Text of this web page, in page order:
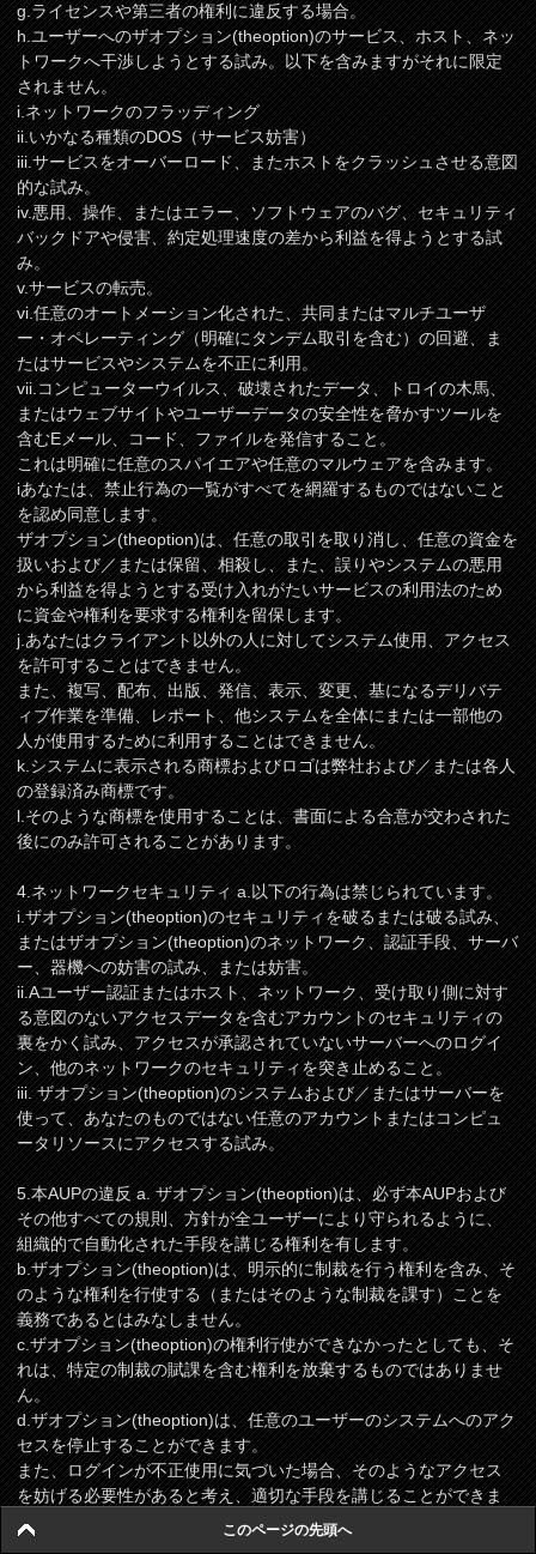
g.ライセンスや第三者の権利に違反する場合。
h.ユーザーへのザオプション(theoption)のサービス、ホスト、ネッ
トワークへ干渉しようとする試み。以下を含みますがそれに限定
されません。
i.ネットワークのフラッディング
ii.いかなる種類のDOS（サービス妨害）
iii.サービスをオーバーロード、またホストをクラッシュさせる意図
的な試み。
iv.悪用、操作、またはエラー、ソフトウェアのバグ、セキュリティ
バックドアや侵害、約定処理速度の差から利益を得ようとする試
み。
v.サービスの転売。
vi.任意のオートメーション化された、共同またはマルチユーザ
ー・オペレーティング（明確にタンデム取引を含む）の回避、ま
たはサービスやシステムを不正に利用。
vii.コンピューターウイルス、破壊されたデータ、トロイの木馬、
またはウェブサイトやユーザーデータの安全性を脅かすツールを
含むEメール、コード、ファイルを発信すること。
これは明確に任意のスパイエアや任意のマルウェアを含みます。
iあなたは、禁止行為の一覧がすべてを網羅するものではないこと
を認め同意します。
ザオプション(theoption)は、任意の取引を取り消し、任意の資金を
扱いおよび／または保留、相殺し、また、誤りやシステムの悪用
から利益を得ようとする受け入れがたいサービスの利用法のため
に資金や権利を要求する権利を留保します。
j.あなたはクライアント以外の人に対してシステム使用、アクセス
を許可することはできません。
また、複写、配布、出版、発信、表示、変更、基になるデリバテ
ィブ作業を準備、レポート、他システムを全体にまたは一部他の
人が使用するために利用することはできません。
k.システムに表示される商標およびロゴは弊社および／または各人
の登録済み商標です。
l.そのような商標を使用することは、書面による合意が交わされた
後にのみ許可されることがあります。
4.ネットワークセキュリティ a.以下の行為は禁じられています。
i.ザオプション(theoption)のセキュリティを破るまたは破る試み、
またはザオプション(theoption)のネットワーク、認証手段、サーバ
ー、器機への妨害の試み、または妨害。
ii.Aユーザー認証またはホスト、ネットワーク、受け取り側に対す
る意図のないアクセスデータを含むアカウントのセキュリティの
裏をかく試み、アクセスが承認されていないサーバーへのログイ
ン、他のネットワークのセキュリティを突き止めること。
iii. ザオプション(theoption)のシステムおよび／またはサーバーを
使って、あなたのものではない任意のアカウントまたはコンピュ
ータリソースにアクセスする試み。
5.本AUPの違反 a. ザオプション(theoption)は、必ず本AUPおよび
その他すべての規則、方針が全ユーザーにより守られるように、
組織的で自動化された手段を講じる権利を有します。
b.ザオプション(theoption)は、明示的に制裁を行う権利を含み、そ
のような権利を行使する（またはそのような制裁を課す）ことを
義務であるとはみなしません。
c.ザオプション(theoption)の権利行使ができなかったとしても、そ
れは、特定の制裁の賦課を含む権利を放棄するものではありませ
ん。
d.ザオプション(theoption)は、任意のユーザーのシステムへのアク
セスを停止することができます。
また、ログインが不正使用に気づいた場合、そのようなアクセス
を妨げる必要性があると考え、適切な手段を講じることができま
す。
このページの先頭へ